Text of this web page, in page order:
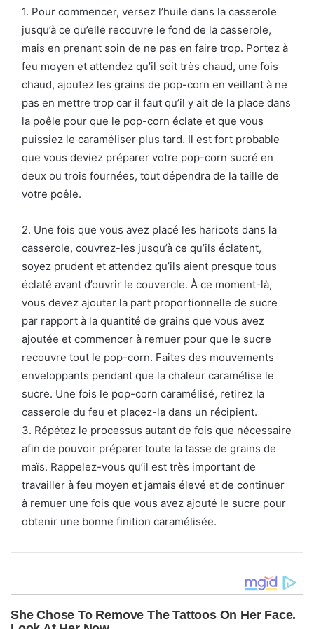
1. Pour commencer, versez l’huile dans la casserole
jusqu’à ce qu’elle recouvre le fond de la casserole,
mais en prenant soin de ne pas en faire trop. Portez à
feu moyen et attendez qu’il soit très chaud, une fois
chaud, ajoutez les grains de pop-corn en veillant à ne
pas en mettre trop car il faut qu’il y ait de la place dans
la poêle pour que le pop-corn éclate et que vous
puissiez le caraméliser plus tard. Il est fort probable
que vous deviez préparer votre pop-corn sucré en
deux ou trois fournées, tout dépendra de la taille de
votre poêle.
2. Une fois que vous avez placé les haricots dans la
casserole, couvrez-les jusqu’à ce qu’ils éclatent,
soyez prudent et attendez qu’ils aient presque tous
éclaté avant d’ouvrir le couvercle. À ce moment-là,
vous devez ajouter la part proportionnelle de sucre
par rapport à la quantité de grains que vous avez
ajoutée et commencer à remuer pour que le sucre
recouvre tout le pop-corn. Faites des mouvements
enveloppants pendant que la chaleur caramélise le
sucre. Une fois le pop-corn caramélisé, retirez la
casserole du feu et placez-la dans un récipient.
3. Répétez le processus autant de fois que nécessaire
afin de pouvoir préparer toute la tasse de grains de
maïs. Rappelez-vous qu’il est très important de
travailler à feu moyen et jamais élevé et de continuer
à remuer une fois que vous avez ajouté le sucre pour
obtenir une bonne finition caramélisée.